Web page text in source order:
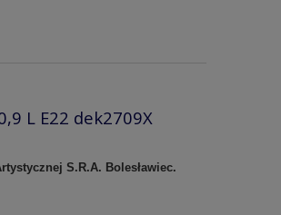
L E22 dek2709X
S.R.A. Bolesławiec.